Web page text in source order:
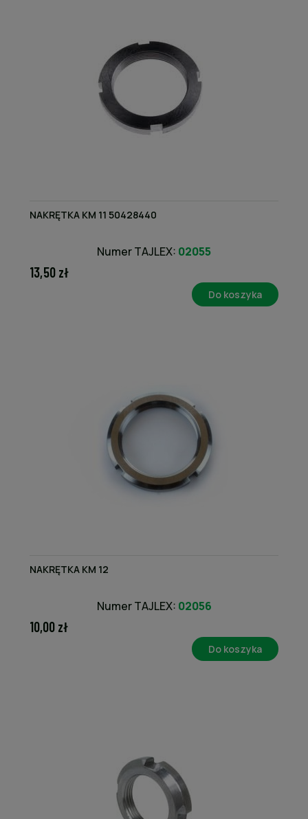
NAKRĘTKA KM 11 50428440
Numer TAJLEX: 02055
13,50 zł
Do koszyka
NAKRĘTKA KM 12
Numer TAJLEX: 02056
10,00 zł
Do koszyka